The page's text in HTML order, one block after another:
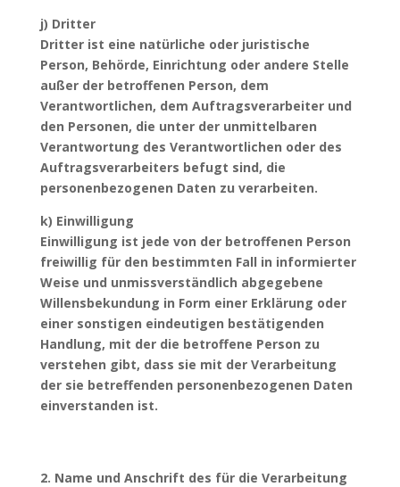
j) Dritter
Dritter ist eine natürliche oder juristische
Person, Behörde, Einrichtung oder andere Stelle
außer der betroffenen Person, dem
Verantwortlichen, dem Auftragsverarbeiter und
den Personen, die unter der unmittelbaren
Verantwortung des Verantwortlichen oder des
Auftragsverarbeiters befugt sind, die
personenbezogenen Daten zu verarbeiten.
k) Einwilligung
Einwilligung ist jede von der betroffenen Person
freiwillig für den bestimmten Fall in informierter
Weise und unmissverständlich abgegebene
Willensbekundung in Form einer Erklärung oder
einer sonstigen eindeutigen bestätigenden
Handlung, mit der die betroffene Person zu
verstehen gibt, dass sie mit der Verarbeitung
der sie betreffenden personenbezogenen Daten
einverstanden ist.
2. Name und Anschrift des für die Verarbeitung